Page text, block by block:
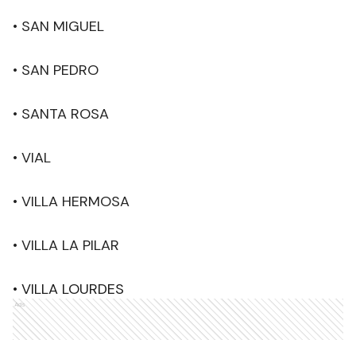
• SAN MIGUEL
• SAN PEDRO
• SANTA ROSA
• VIAL
• VILLA HERMOSA
• VILLA LA PILAR
• VILLA LOURDES
Ads